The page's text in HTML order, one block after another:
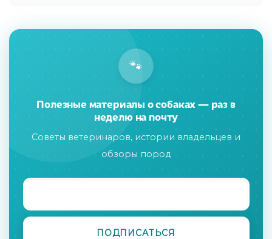
🐾
Полезные материалы о собаках — раз в
неделю на почту
Советы ветеринаров, истории владельцев и
обзоры пород